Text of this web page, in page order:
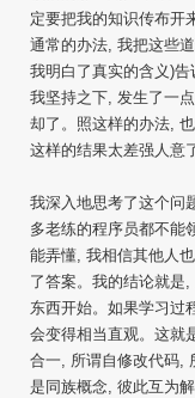
定要把我的知识传布开
通常的办法, 我把这些
我明白了真实的含义)
我坚持之下, 发生了一
却了。照这样的办法,
这样的结果太差强人意
我深入地思考了这个问
多老练的程序员都不能
能弄懂, 我相信其他人
了答案。我的结论就是
东西开始。如果学习过
会变得相当直观。这就
合一, 所谓自修改代码,
是同族概念, 彼此互为